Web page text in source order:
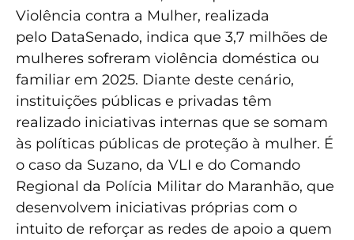
Violência contra a Mulher, realizada
pelo DataSenado, indica que 3,7 milhões de
mulheres sofreram violência doméstica ou
familiar em 2025. Diante deste cenário,
instituições públicas e privadas têm
realizado iniciativas internas que se somam
às políticas públicas de proteção à mulher. É
o caso da Suzano, da VLI e do Comando
Regional da Polícia Militar do Maranhão, que
desenvolvem iniciativas próprias com o
intuito de reforçar as redes de apoio a quem